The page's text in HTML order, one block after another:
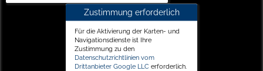
Zustimmung erforderlich
Für die Aktivierung der Karten- und
Navigationsdienste ist Ihre
Zustimmung zu den
Datenschutzrichtlinien vom
Drittanbieter Google LLC erforderlich.